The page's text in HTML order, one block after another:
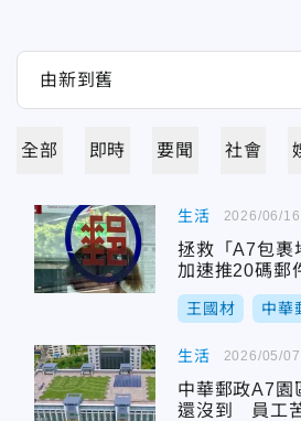
全部 即時 要聞 社會
生活
拯救「A7包裹
加速推20碼郵
王國材 中華
2026/06/
生活
中華郵政A7園
還沒到 員工
2026/05/